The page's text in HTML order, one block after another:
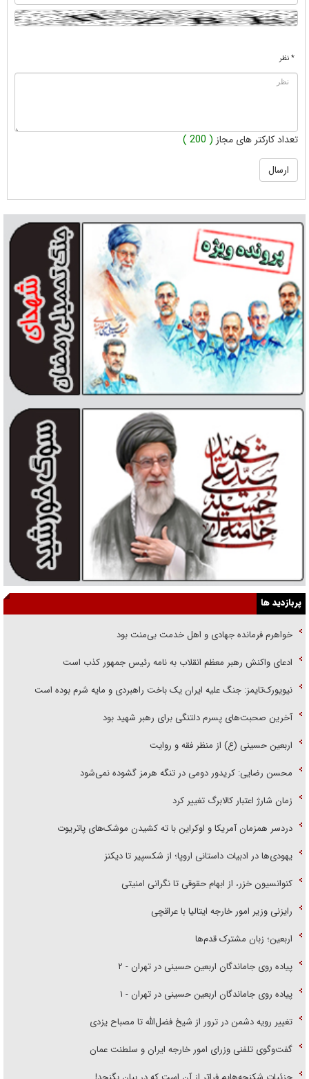
* نظر
تعداد کارکتر های مجاز ( 200 )
پربازدید ها
خواهرم فرمانده جهادی و اهل خدمت بی‌منت بود
ادعای واکنش رهبر معظم انقلاب به نامه رئیس جمهور کذب است
نیویورک‌تایمز: جنگ علیه ایران یک باخت راهبردی و مایه شرم بوده است
آخرین صحبت‌های پسرم دلتنگی برای رهبر شهید بود
اربعین حسینی (ع) از منظر فقه و روایت
محسن رضایی: کریدور دومی در تنگه هرمز گشوده نمی‌شود
زمان شارژ اعتبار کالابرگ تغییر کرد
دردسر همزمان آمریکا و اوکراین با ته کشیدن موشک‌های پاتریوت
یهودی‌ها در ادبیات داستانی اروپا؛ از شکسپیر تا دیکنز
کنوانسیون خزر، از ابهام حقوقی تا نگرانی امنیتی
رایزنی وزیر امور خارجه ایتالیا با عراقچی
اربعین؛ زبان مشترک قدم‌ها
پیاده روی جاماندگان اربعین حسینی در تهران - ۲
پیاده روی جاماندگان اربعین حسینی در تهران - ۱
تغییر رویه دشمن در ترور از شیخ فضل‌الله تا مصباح یزدی
گفت‌وگوی تلفنی وزرای امور خارجه ایران و سلطنت عمان